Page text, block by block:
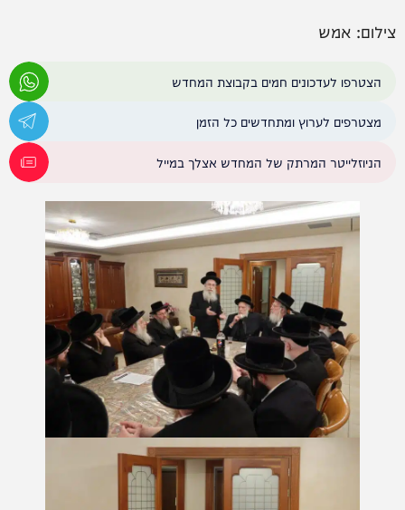
צילום: אמש
הצטרפו לעדכונים חמים בקבוצת המחדש
מצטרפים לערוץ ומתחדשים כל הזמן
הניוזלייטר המרתק של המחדש אצלך במייל